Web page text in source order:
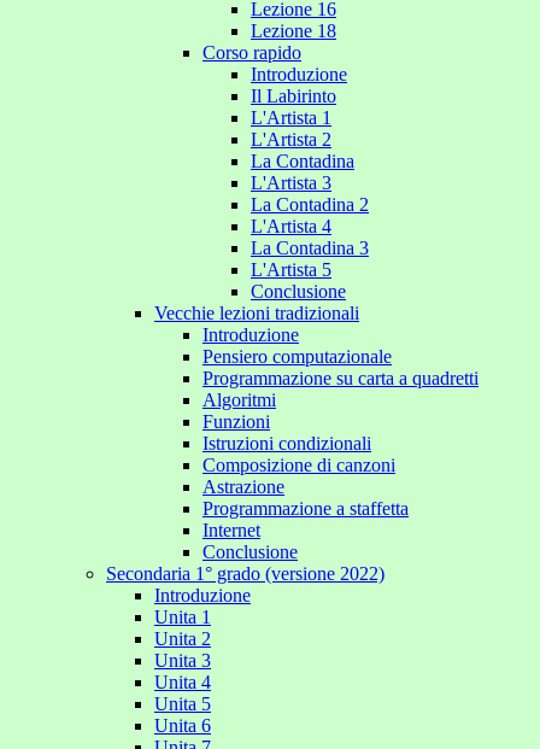
Lezione 16
Lezione 18
Corso rapido
Introduzione
Il Labirinto
L'Artista 1
L'Artista 2
La Contadina
L'Artista 3
La Contadina 2
L'Artista 4
La Contadina 3
L'Artista 5
Conclusione
Vecchie lezioni tradizionali
Introduzione
Pensiero computazionale
Programmazione su carta a quadretti
Algoritmi
Funzioni
Istruzioni condizionali
Composizione di canzoni
Astrazione
Programmazione a staffetta
Internet
Conclusione
Secondaria 1° grado (versione 2022)
Introduzione
Unita 1
Unita 2
Unita 3
Unita 4
Unita 5
Unita 6